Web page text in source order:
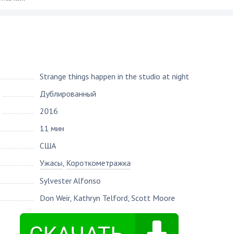
Strange things happen in the studio at night
Дублированный
2016
11 мин
США
Ужасы, Короткометражка
Sylvester Alfonso
Don Weir, Kathryn Telford, Scott Moore